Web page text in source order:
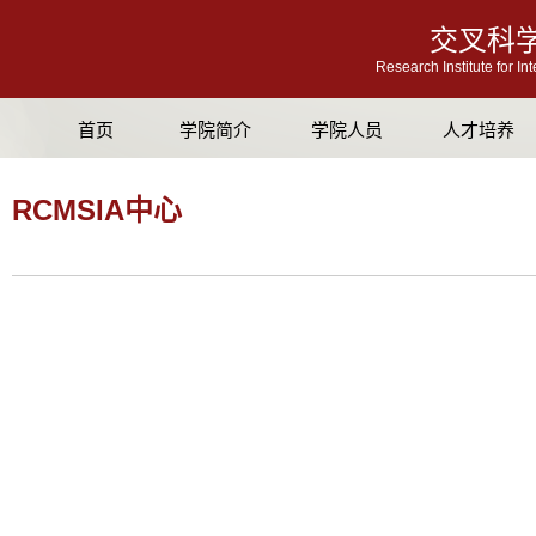
交叉科
Research Institute for
首页 学院简介 学院人员 人才培养
RCMSIA中心